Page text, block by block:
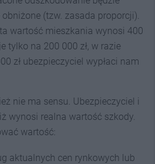
(tzw. zasada proporcji).
wartość mieszkania wynosi 400
tylko na 200 000 zł, w razie
zł ubezpieczyciel wypłaci nam
nie ma sensu. Ubezpieczyciel i
wynosi realna wartość szkody.
wartość:
aktualnych cen rynkowych lub